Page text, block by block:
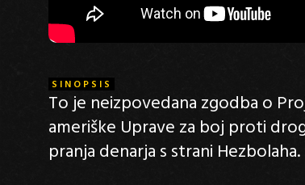
SINOPSIS
To je neizpovedana zgodba o
ameriške Uprave za boj proti
pranja denarja s strani Hezbolaha.